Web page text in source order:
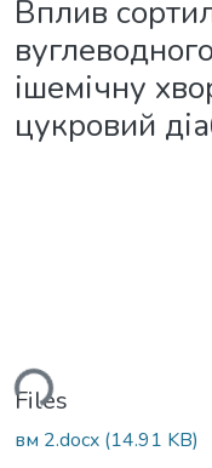
Вплив
ішемічну
цукровий
Files
вм 2.docx (14.91 KB)